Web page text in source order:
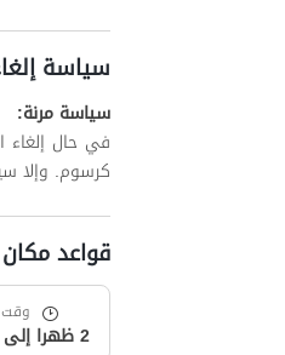
سياسة
سياسة مرنة:
كرسوم. وإلا سيتم
قواعد مكان
وقت
2 ظهرا إلى غير محدود